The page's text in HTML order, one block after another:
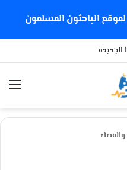
الباحثون المسلمون